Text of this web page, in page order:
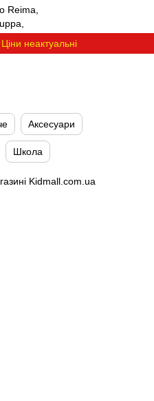
неактуальні
Аксесуари
Школа